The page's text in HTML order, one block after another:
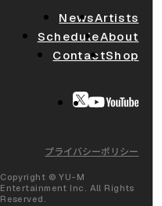
NewsArtists
ScheduleAbout
ContactShop
プライバシーポリシー
Copyright © YU-M
Entertainment Inc. All Rights
Reserved.